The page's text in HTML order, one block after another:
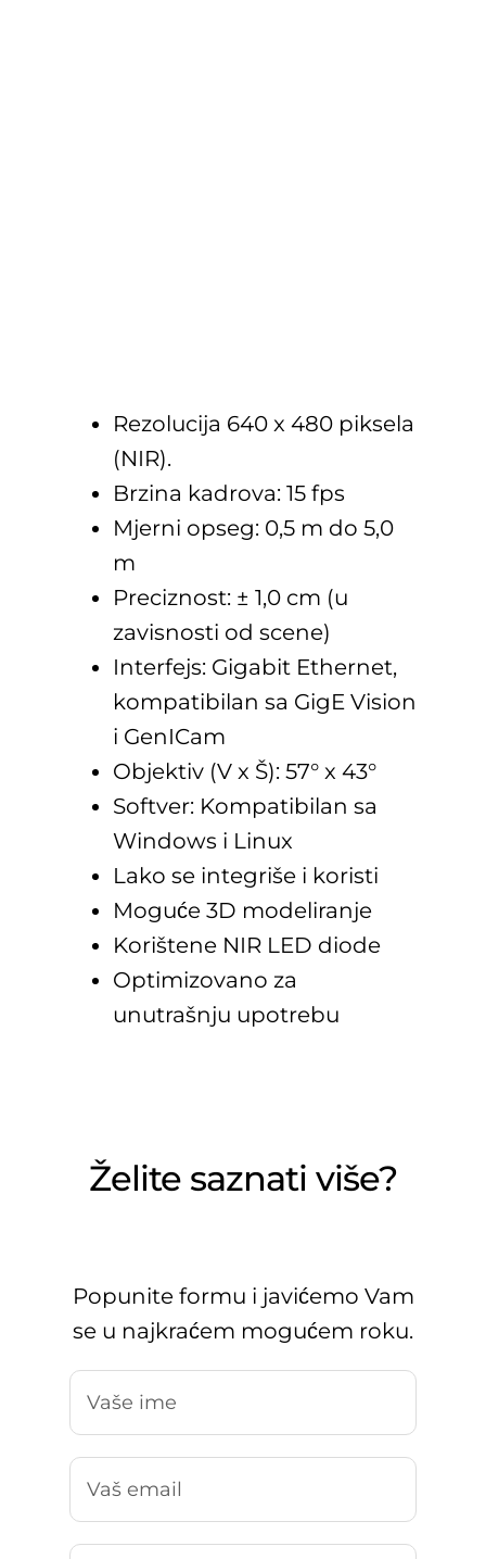
Rezolucija 640 x 480 piksela
(NIR).
Brzina kadrova: 15 fps
Mjerni opseg: 0,5 m do 5,0
m
Preciznost: ± 1,0 cm (u
zavisnosti od scene)
Interfejs: Gigabit Ethernet,
kompatibilan sa GigE Vision
i GenICam
Objektiv (V x Š): 57° x 43°
Softver: Kompatibilan sa
Windows i Linux
Lako se integriše i koristi
Moguće 3D modeliranje
Korištene NIR LED diode
Optimizovano za
unutrašnju upotrebu
Želite saznati više?
Popunite formu i javićemo Vam
se u najkraćem mogućem roku.